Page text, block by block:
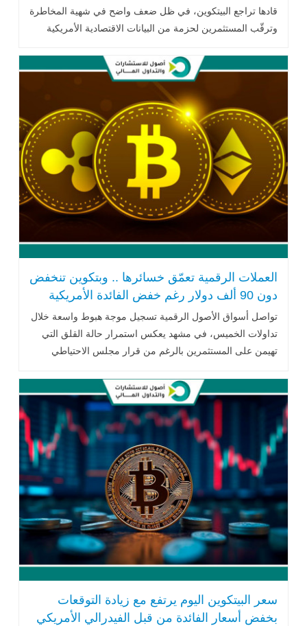
قادها تراجع البيتكوين، في ظل ضعف واضح في شهية المخاطرة
وترقّب المستثمرين لحزمة من البيانات الاقتصادية الأمريكية
العملات الرقمية تعمّق خسائرها .. وبتكوين تنخفض
دون 90 ألف دولار رغم خفض الفائدة الأمريكية
تواصل أسواق الأصول الرقمية تسجيل موجة هبوط واسعة خلال
تداولات الخميس، في مشهد يعكس استمرار حالة القلق التي
تهيمن على المستثمرين بالرغم من قرار مجلس الاحتياطي
سعر البيتكوين اليوم يرتفع مع زيادة التوقعات
بخفض أسعار الفائدة من قبل الفيدرالي الأمريكي